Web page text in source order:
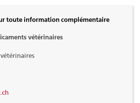
toute information complémentaire
vétérinaires